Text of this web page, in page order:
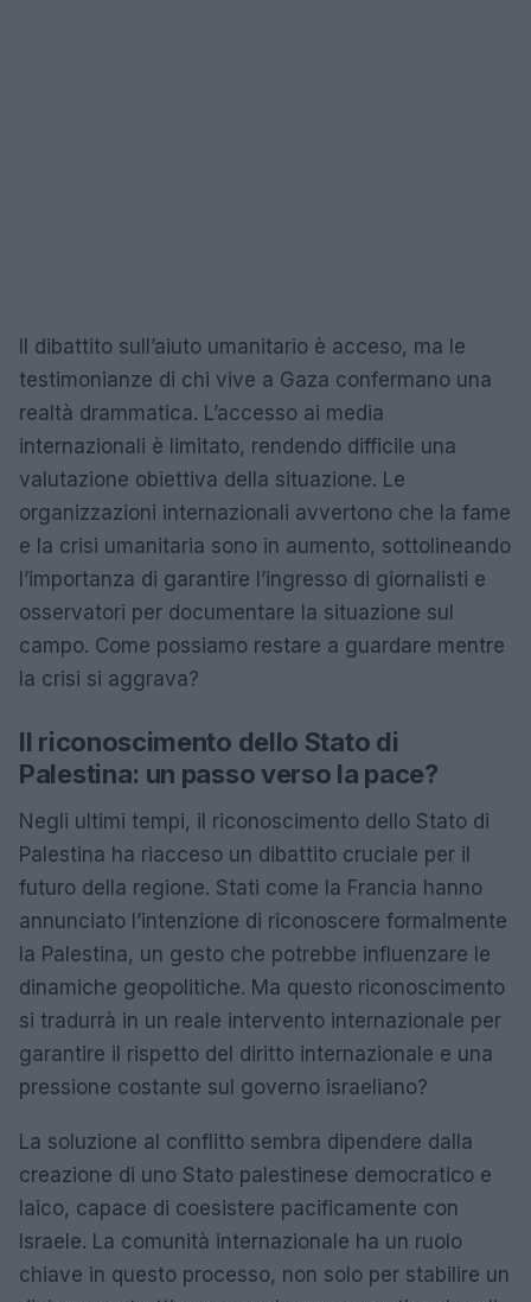
Il dibattito sull’aiuto umanitario è acceso, ma le
testimonianze di chi vive a Gaza confermano una
realtà drammatica. L’accesso ai media
internazionali è limitato, rendendo difficile una
valutazione obiettiva della situazione. Le
organizzazioni internazionali avvertono che la fame
e la crisi umanitaria sono in aumento, sottolineando
l’importanza di garantire l’ingresso di giornalisti e
osservatori per documentare la situazione sul
campo. Come possiamo restare a guardare mentre
la crisi si aggrava?
Il riconoscimento dello Stato di
Palestina: un passo verso la pace?
Negli ultimi tempi, il riconoscimento dello Stato di
Palestina ha riacceso un dibattito cruciale per il
futuro della regione. Stati come la Francia hanno
annunciato l’intenzione di riconoscere formalmente
la Palestina, un gesto che potrebbe influenzare le
dinamiche geopolitiche. Ma questo riconoscimento
si tradurrà in un reale intervento internazionale per
garantire il rispetto del diritto internazionale e una
pressione costante sul governo israeliano?
La soluzione al conflitto sembra dipendere dalla
creazione di uno Stato palestinese democratico e
laico, capace di coesistere pacificamente con
Israele. La comunità internazionale ha un ruolo
chiave in questo processo, non solo per stabilire un